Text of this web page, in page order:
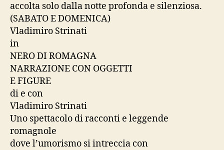
accolta solo dalla notte profonda e silenziosa.
(SABATO E DOMENICA)
Vladimiro Strinati
in
NERO DI ROMAGNA
NARRAZIONE CON OGGETTI
E FIGURE
di e con
Vladimiro Strinati
Uno spettacolo di racconti e leggende
romagnole
dove l’umorismo si intreccia con